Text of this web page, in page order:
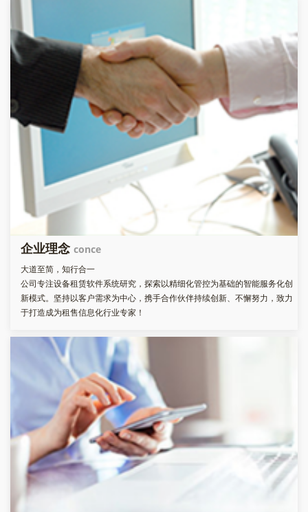
企业理念 conce
大道至简，知行合一
公司专注设备租赁软件系统研究，探索以精细化管控为基础的智能服务化创
新模式。坚持以客户需求为中心，携手合作伙伴持续创新、不懈努力，致力
于打造成为租售信息化行业专家！